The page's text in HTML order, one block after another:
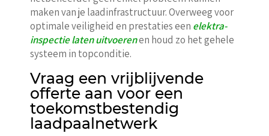
maken van je laadinfrastructuur. Overweeg voor
optimale veiligheid en prestaties een elektra-
inspectie laten uitvoerenen houd zo het gehele
systeem in topconditie.
Vraag een vrijblijvende
offerte aan voor een
toekomstbestendig
laadpaalnetwerk